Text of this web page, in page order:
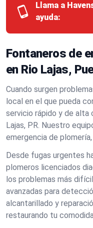
Llama a
ayuda:
Fontaneros de
en Rio Lajas,
Cuando surgen
local en el que pueda
servicio rápido y de alta
Lajas, PR. Nuestro
emergencia de
Desde fugas urgentes
plomeros licenciados
los problemas más
avanzadas para
alcantarillado y
restaurando tu